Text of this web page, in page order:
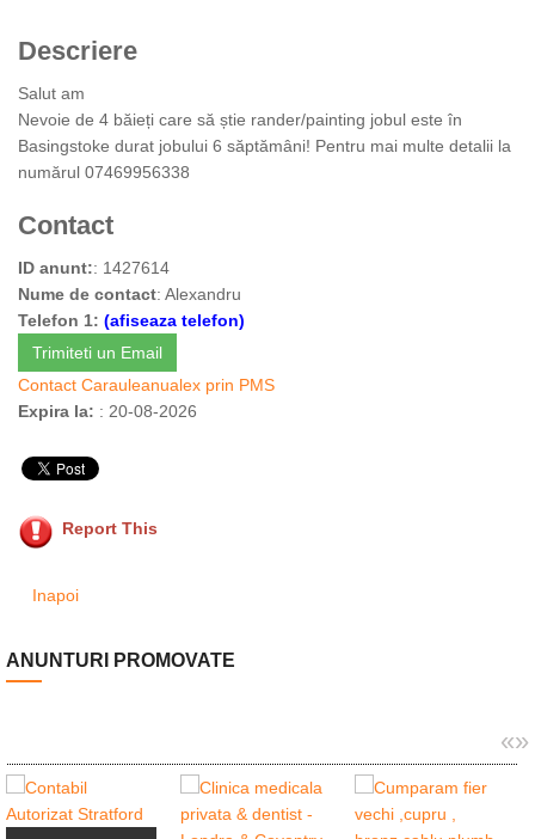
Descriere
Salut am
Nevoie de 4 băieți care să știe rander/painting jobul este în
Basingstoke durat jobului 6 săptămâni! Pentru mai multe detalii la
numărul 07469956338
Contact
ID anunt:: 1427614
Nume de contact: Alexandru
Telefon 1: (afiseaza telefon)
Trimiteti un Email
Contact Carauleanualex prin PMS
Expira la: : 20-08-2026
Report This
Inapoi
ANUNTURI PROMOVATE
«»